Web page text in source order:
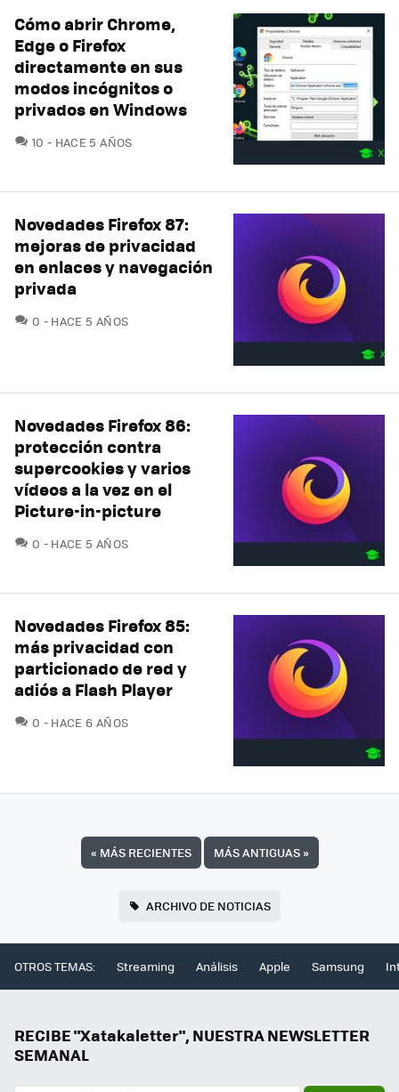
Cómo abrir Chrome,
Edge o Firefox
directamente en sus
modos incógnitos o
privados en Windows
10 COMENTARIOS
HACE 5 AÑOS
Novedades Firefox 87:
mejoras de privacidad
en enlaces y navegación
privada
0 COMENTARIOS
HACE 5 AÑOS
Novedades Firefox 86:
protección contra
supercookies y varios
vídeos a la vez en el
Picture-in-picture
0 COMENTARIOS
HACE 5 AÑOS
Novedades Firefox 85:
más privacidad con
particionado de red y
adiós a Flash Player
0 COMENTARIOS
HACE 6 AÑOS
« MÁS RECIENTES MÁS ANTIGUAS»
ARCHIVO DE NOTICIAS
OTROS TEMAS: Streaming Análisis Apple Samsung
RECIBE "Xatakaletter", NUESTRA NEWSLETTER
SEMANAL